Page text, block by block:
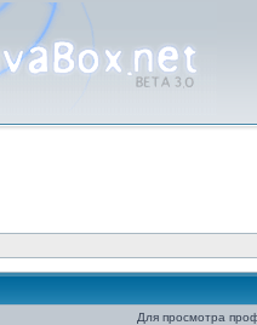
Для просмотра